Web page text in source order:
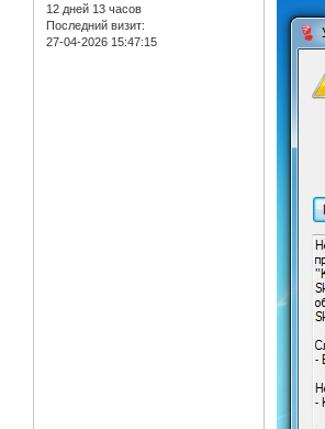
12 дней 13 часов
Последний визит:
27-04-2026 15:47:15